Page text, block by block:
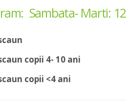
Sambata- Marti:
copii 4- 10 ani
copii <4 ani